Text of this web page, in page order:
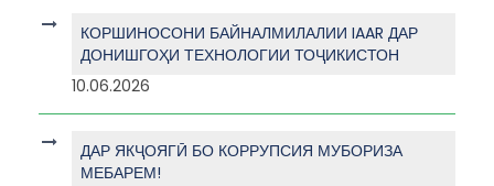
КОРШИНОСОНИ БАЙНАЛМИЛАЛИИ IAAR ДАР
ДОНИШГОҲИ ТЕХНОЛОГИИ ТОҶИКИСТОН
10.06.2026
ДАР ЯКҶОЯГӢ БО КОРРУПСИЯ МУБОРИЗА
МЕБАРЕМ!